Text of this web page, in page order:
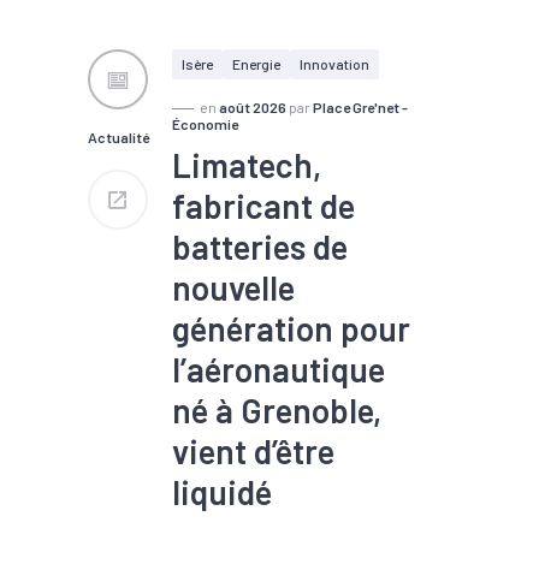
entrepreneurs de la vallée de
l’Arve lors de sa visite de
l’usine Léman Industrie, à
Marignier, ce jeudi 30 juillet.
Actualité
Isère Energie Innovation
en août 2026 par Place Gre'net -
Économie
Limatech,
fabricant de
batteries de
nouvelle
génération pour
l’aéronautique
né à Grenoble,
vient d’être
liquidé